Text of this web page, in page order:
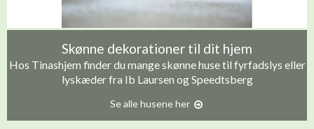
Skønne dekorationer til dit hjem
Hos Tinashjem finder du mange skønne huse til fyrfadslys eller
lyskæder fra Ib Laursen og Speedtsberg
Se alle husene her